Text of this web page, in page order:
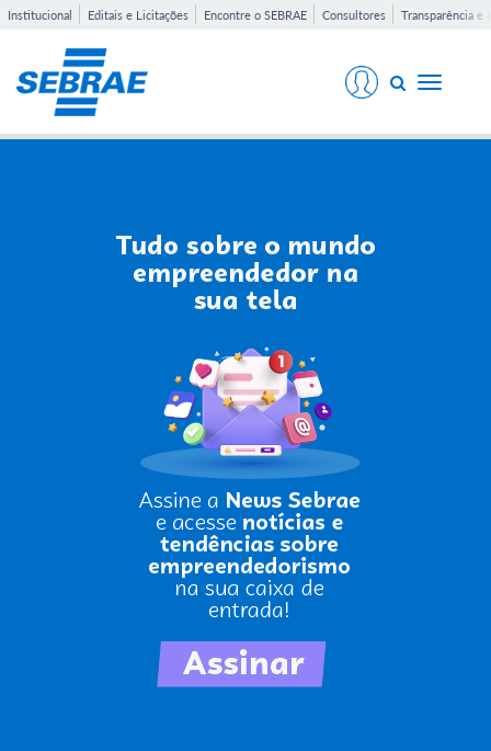
Institucional Editais e Licitações Encontre o SEBRAE Consultores Transparência e
Toggle